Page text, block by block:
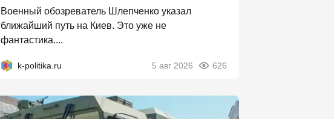
Военный обозреватель Шлепченко указал
ближайший путь на Киев. Это уже не
фантастика....
k-politika.ru 5 авг 2026 626